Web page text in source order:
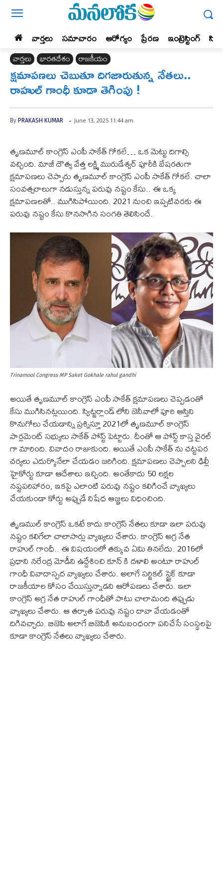
వార్తలు సమాచారం ఆరోగ్యం ప్రేర‌ణ‌ ఇంట్రెస్టింగ్‌
వార్తలు భారతదేశం రాజకీయం
క్షమాపణలు చెబుతూ దిగజారుతున్న నేతలు..
రాహుల్ గాంధీ కూడా తెగింపు !
By PRAKASH KUMAR - June 13, 2025 11:44 am
తృణమూల్ కాంగ్రెస్ ఎంపీ సాకేత్ గోకలే… ఒక మెట్టు దిగాల్సి
వచ్చింది. మాజీ దౌత్య వేత్త లక్ష్మి మురుడేశ్వర్ పూరీకి బేషరతుగా
క్షమాపణలు చెప్పారు తృణమూల్ కాంగ్రెస్ ఎంపీ సాకేత్ గోకలే. చాలా
సంవత్సరాలుగా నడుస్తున్న పరువు నష్టం కేసు.. ఈ ఒక్క
క్షమాపణలతో.. ముగిసిపోయింది. 2021 నుంచి ఇప్పటివరకు ఈ
పరువు నష్టం కేసు కొనసాగిన సంగతి తెలిసిందే.
Trinamool Congress MP Saket Gokhale rahul gandhi
అయితే తృణమూల్ కాంగ్రెస్ ఎంపీ సాకేత్ క్షమాపణలు చెప్పడంతో
కేసు ముగిసినట్లయింది. స్విట్జర్లాండ్ లోని జెనీవాలో పూరి ఆస్తిని
కొనుగోలు చేయడాన్ని ప్రశ్నిస్తూ 2021లో తృణమూల్ కాంగ్రెస్
పార్లమెంట్ సభ్యులు సాకేత్ పోస్ట్ పెట్టారు. దీంతో ఆ పోస్ట్ కాస్త వైరల్
గా మారింది. వివాదం రాజుకుంది. అయితే ఎంపీ సాకేత్ ను చట్టపర
చర్యలు ఎదుర్కొనేలా చేయడం జరిగింది. క్షమాపణలు చెప్పాలని ఢిల్లీ
హైకోర్టు కూడా ఆదేశాలు ఇచ్చింది. అంతేకాదు 50 లక్షల
నష్టపరిహారం, ఇకపై ఎలాంటి పరువు నష్టం కలిగించే వ్యాఖ్యలు
చేయకుండా కోర్టు అప్పుడే నిషేధ ఆజ్ఞలు విధించింది.
తృణముల్ కాంగ్రెస్ ఒకటే కాదు కాంగ్రెస్ నేతలు కూడా ఇలా పరువు
నష్టం కలిగేలా చాలాసార్లు వ్యాఖ్యలు చేశారు. కాంగ్రెస్ అగ్ర నేత
రాహుల్ గాంధీ.. ఈ విషయంలో తక్కువ ఏమి తినలేదు. 2016లో
ప్రధాని నరేంద్ర మోడీని ఉద్దేశించి కూన్ కి దళాలి అంటూ రాహుల్
గాంధీ వివాదాస్పద వ్యాఖ్యలు చేశారు. అలాగే సర్జికల్ స్ట్రైక్ కూడా
రాజకీయాల కోసం చేయిస్తున్నాడని ఆరోపణలు చేశారు. ఇలా
కాంగ్రెస్ అగ్ర నేత రాహుల్ గాంధీతో పాటు చాలామంది తప్పుడు
వ్యాఖ్యలు చేశారు. ఆ తర్వాత పరువు నష్టం దావా వేయడంతో
దిగివచ్చారు. బిజెపి అలాగే బిజెపికి అనుబంధంగా పనిచేసే సంస్థలపై
కూడా కాంగ్రెస్ నేతలు వ్యాఖ్యలు చేశారు.